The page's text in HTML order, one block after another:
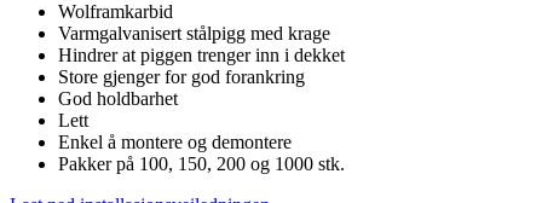
Wolframkarbid
Varmgalvanisert stålpigg med krage
Hindrer at piggen trenger inn i dekket
Store gjenger for god forankring
God holdbarhet
Lett
Enkel å montere og demontere
Pakker på 100, 150, 200 og 1000 stk.